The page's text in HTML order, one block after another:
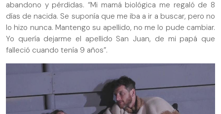
abandono y pérdidas. “Mi mamá biológica me regaló de 8
días de nacida. Se suponía que me iba a ir a buscar, pero no
lo hizo nunca. Mantengo su apellido, no me lo pude cambiar.
Yo quería dejarme el apellido San Juan, de mi papá que
falleció cuando tenía 9 años”.